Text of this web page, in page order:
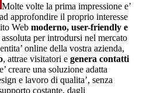
Molte volte la prima impressione e’
approfondire il proprio interesse
Web moderno, user-friendly e
assoluta per introdursi nel mercato
online della vostra azienda,
, attrae visitatori e genera contatti
creare una soluzione adatta
e lavoro di qualita’, senza
costante, dagli